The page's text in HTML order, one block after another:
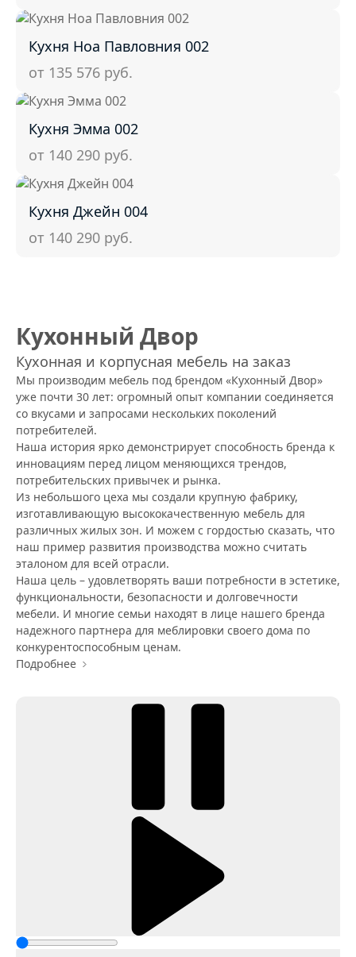
Кухня Ноа Павловния 002
от 135 576 руб.
Кухня Эмма 002
от 140 290 руб.
Кухня Джейн 004
от 140 290 руб.
Кухонный Двор
Кухонная и корпусная мебель на заказ
Мы производим мебель под брендом «Кухонный Двор»
уже почти 30 лет: огромный опыт компании соединяется
со вкусами и запросами нескольких поколений
потребителей.
Наша история ярко демонстрирует способность бренда к
инновациям перед лицом меняющихся трендов,
потребительских привычек и рынка.
Из небольшого цеха мы создали крупную фабрику,
изготавливающую высококачественную мебель для
различных жилых зон. И можем с гордостью сказать, что
наш пример развития производства можно считать
эталоном для всей отрасли.
Наша цель – удовлетворять ваши потребности в эстетике,
функциональности, безопасности и долговечности
мебели. И многие семьи находят в лице нашего бренда
надежного партнера для меблировки своего дома по
конкурентоспособным ценам.
Подробнее